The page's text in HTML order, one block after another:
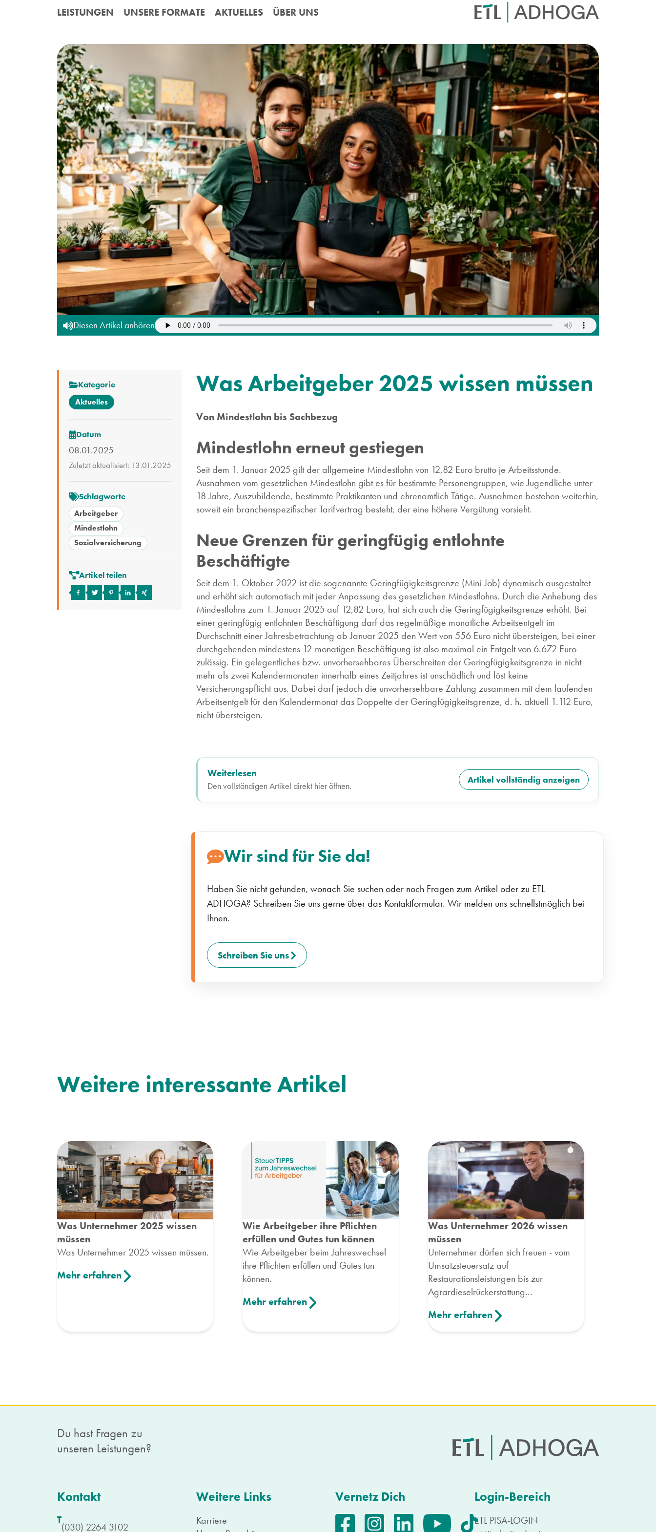
LEISTUNGEN UNSERE FORMATE AKTUELLES ÜBER UNS
Diesen Artikel anhören
Kategorie
Aktuelles
Datum
08.01.2025
Zuletzt aktualisiert: 13.01.2025
Schlagworte
Arbeitgeber
Mindestlohn
Sozialversicherung
Artikel teilen
Was Arbeitgeber 2025 wissen müssen
Von Mindestlohn bis Sachbezug
Mindestlohn erneut gestiegen
Seit dem 1. Januar 2025 gilt der allgemeine Mindestlohn von 12,82 Euro brutto je Arbeitsstunde.
Ausnahmen vom gesetzlichen Mindestlohn gibt es für bestimmte Personengruppen, wie Jugendliche unter
18 Jahre, Auszubildende, bestimmte Praktikanten und ehrenamtlich Tätige. Ausnahmen bestehen weiterhin,
soweit ein branchenspezifischer Tarifvertrag besteht, der eine höhere Vergütung vorsieht.
Neue Grenzen für geringfügig entlohnte
Beschäftigte
Seit dem 1. Oktober 2022 ist die sogenannte Geringfügigkeitsgrenze (Mini-Job) dynamisch ausgestaltet
und erhöht sich automatisch mit jeder Anpassung des gesetzlichen Mindestlohns. Durch die Anhebung des
Mindestlohns zum 1. Januar 2025 auf 12,82 Euro, hat sich auch die Geringfügigkeitsgrenze erhöht. Bei
einer geringfügig entlohnten Beschäftigung darf das regelmäßige monatliche Arbeitsentgelt im
Durchschnitt einer Jahresbetrachtung ab Januar 2025 den Wert von 556 Euro nicht übersteigen, bei einer
durchgehenden mindestens 12-monatigen Beschäftigung ist also maximal ein Entgelt von 6.672 Euro
zulässig. Ein gelegentliches bzw. unvorhersehbares Überschreiten der Geringfügigkeitsgrenze in nicht
mehr als zwei Kalendermonaten innerhalb eines Zeitjahres ist unschädlich und löst keine
Versicherungspflicht aus. Dabei darf jedoch die unvorhersehbare Zahlung zusammen mit dem laufenden
Arbeitsentgelt für den Kalendermonat das Doppelte der Geringfügigkeitsgrenze, d. h. aktuell 1.112 Euro,
nicht übersteigen.
Weiterlesen
Den vollständigen Artikel direkt hier öffnen.
Artikel vollständig anzeigen
Wir sind für Sie da!
Haben Sie nicht gefunden, wonach Sie suchen oder noch Fragen zum Artikel oder zu ETL
ADHOGA? Schreiben Sie uns gerne über das Kontaktformular. Wir melden uns schnellstmöglich bei
Ihnen.
Schreiben Sie uns
Weitere interessante Artikel
Was Unternehmer 2025 wissen
müssen
Was Unternehmer 2025 wissen müssen.
Mehr erfahren
Wie Arbeitgeber ihre Pflichten
erfüllen und Gutes tun können
Wie Arbeitgeber beim Jahreswechsel
ihre Pflichten erfüllen und Gutes tun
können.
Mehr erfahren
Was Unternehmer 2026 wissen
müssen
Unternehmer dürfen sich freuen - vom
Umsatzsteuersatz auf
Restaurationsleistungen bis zur
Agrardieselrückerstattung...
Mehr erfahren
Du hast Fragen zu
unseren Leistungen?
Kontakt
T
(030) 2264 3102
Weitere Links
Karriere
Vernetz Dich Login-Bereich
ETL PISA-LOGIN